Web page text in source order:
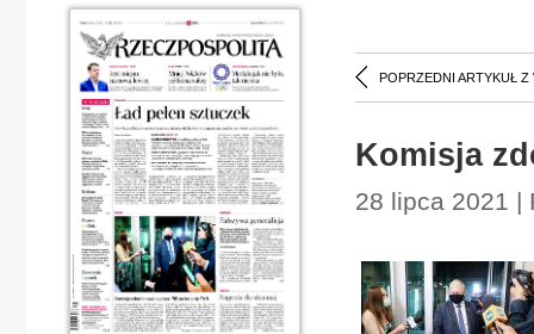
POPRZEDNI ARTYKUŁ Z
Komisja
28 lipca 2021 |